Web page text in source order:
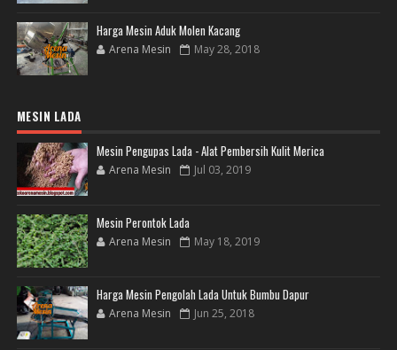
Harga Mesin Aduk Molen Kacang
Arena Mesin May 28, 2018
MESIN LADA
Mesin Pengupas Lada - Alat Pembersih Kulit Merica
Arena Mesin Jul 03, 2019
Mesin Perontok Lada
Arena Mesin May 18, 2019
Harga Mesin Pengolah Lada Untuk Bumbu Dapur
Arena Mesin Jun 25, 2018